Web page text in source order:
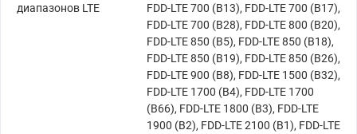
диапазонов LTE
FDD-LTE 700 (B13), FDD-LTE 700 (B17),
FDD-LTE 700 (B28), FDD-LTE 800 (B20),
FDD-LTE 850 (B5), FDD-LTE 850 (B18),
FDD-LTE 850 (B19), FDD-LTE 850 (B26),
FDD-LTE 900 (B8), FDD-LTE 1500 (B32),
FDD-LTE 1700 (B4), FDD-LTE 1700
(B66), FDD-LTE 1800 (B3), FDD-LTE
1900 (B2), FDD-LTE 2100 (B1), FDD-LTE